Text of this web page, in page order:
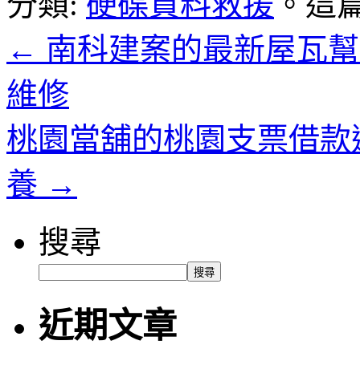
← 南科建案的最新屋瓦
維修
桃園當舖的桃園支票借
養 →
搜尋
搜尋
近期文章